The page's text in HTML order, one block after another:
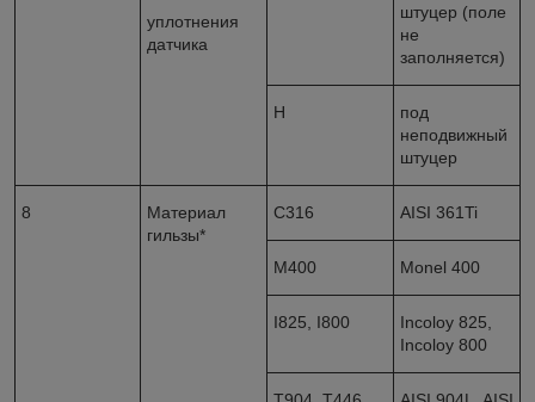
уплотнения
датчика
штуцер (поле
не
заполняется)
Н
под
неподвижный
штуцер
8
Материал
гильзы*
С316 AISI 361Ti
М400 Monel 400
I825, I800
Incoloy 825,
Incoloy 800